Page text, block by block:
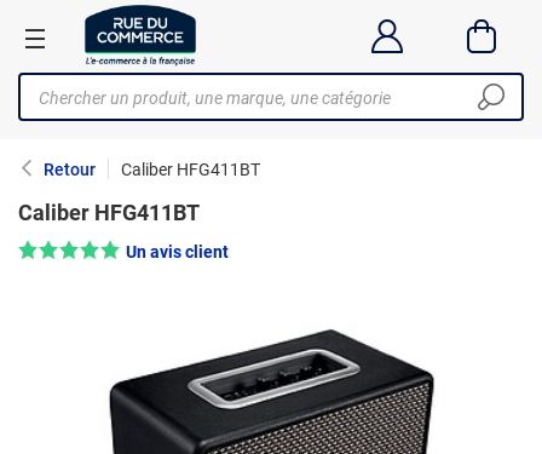
Retour Caliber HFG411BT
Caliber HFG411BT
Note : 5/5 — Un avis client